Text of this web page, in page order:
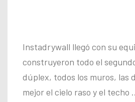
Instadrywall llegó con su
construyeron todo el
dúplex, todos los muros, las
mejor el cielo raso y el techo